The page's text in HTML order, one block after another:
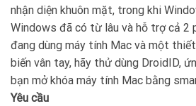
nhận diện khuôn mặt, trong khi
Windows đã có từ lâu và hỗ trợ cả 2
đang dùng máy tính Mac và một
biến vân tay, hãy thử dùng DroidID,
bạn mở khóa máy tính Mac bằng
Yêu cầu